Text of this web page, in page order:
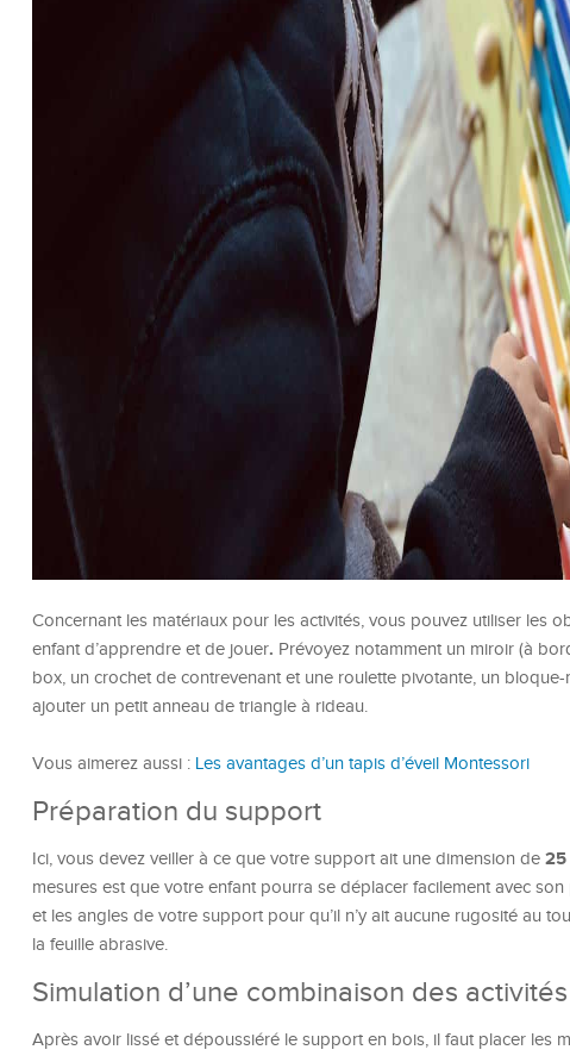
Concernant les matériaux pour les activités, vous pouvez utiliser les
enfant d’apprendre et de jouer. Prévoyez notamment un miroir (à
box, un crochet de contrevenant et une roulette pivotante, un
ajouter un petit anneau de triangle à rideau.
Vous aimerez aussi : Les avantages d’un tapis d’éveil Montessori
Préparation du support
Ici, vous devez veiller à ce que votre support ait une dimension de 25
mesures est que votre enfant pourra se déplacer facilement avec
et les angles de votre support pour qu’il n’y ait aucune rugosité au
la feuille abrasive.
Simulation d’une combinaison des activités
Après avoir lissé et dépoussiéré le support en bois, il faut placer les